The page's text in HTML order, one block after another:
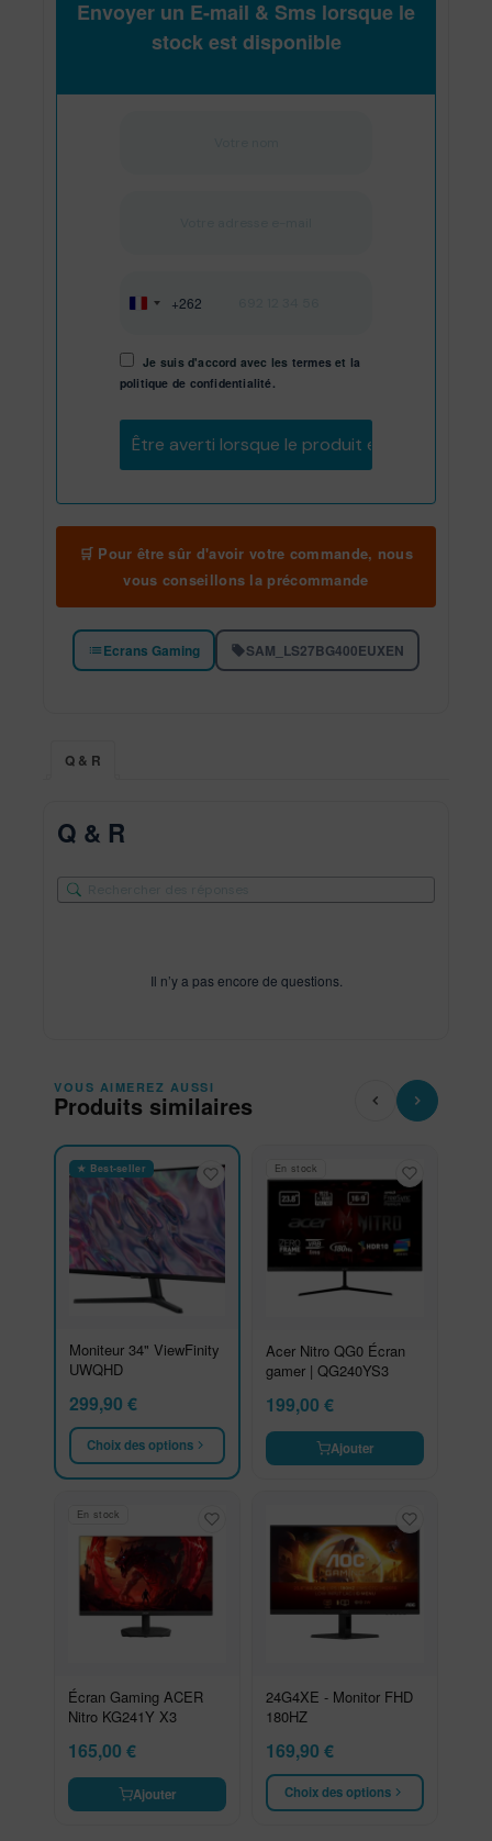
Envoyer un E-mail & Sms lorsque le
stock est disponible
Réunion
+262
Je suis d'accord avec les termeset la
politique de confidentialité.
Être averti lorsque le produit est en stock
🛒 Pour être sûr d'avoir votre commande, nous
vous conseillons la précommande
Ecrans Gaming SAM_LS27BG400EUXEN
Q & R
Q & R
Il n’y a pas encore de questions.
VOUS AIMEREZ AUSSI
Produits similaires
★ Best-seller
Moniteur 34" ViewFinity
UWQHD
299,90 €
Choix des options
En stock
Acer Nitro QG0 Écran
gamer | QG240YS3
199,00 €
Ajouter
En stock
Écran Gaming ACER
Nitro KG241Y X3
165,00 €
Ajouter
24G4XE - Monitor FHD
180HZ
169,90 €
Choix des options